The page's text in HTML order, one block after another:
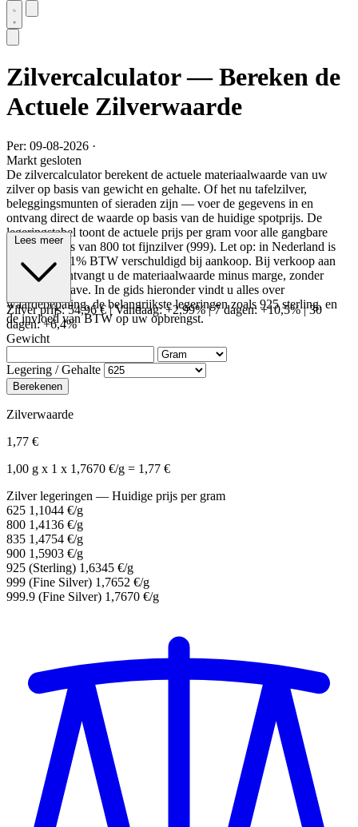
Zilvercalculator — Bereken de
Actuele Zilverwaarde
Per: 09-08-2026 ·
Markt gesloten
De zilvercalculator berekent de actuele materiaalwaarde van uw
zilver op basis van gewicht en gehalte. Of het nu tafelzilver,
beleggingsmunten of sieraden zijn — voer de gegevens in en
ontvang direct de waarde op basis van de huidige spotprijs. De
legeringstabel toont de actuele prijs per gram voor alle gangbare
zilvergehaltes van 800 tot fijnzilver (999). Let op: in Nederland is
over zilver 21% BTW verschuldigd bij aankoop. Bij verkoop aan
een dealer ontvangt u de materiaalwaarde minus marge, zonder
BTW-teruggave. In de gids hieronder vindt u alles over
waardebepaling, de belangrijkste legeringen zoals 925 sterling, en
de invloed van BTW op uw opbrengst.
Lees meer
Zilver prijs:54,96 € | Vandaag: +2,99%| 7 dagen: +10,5%| 30
dagen: +6,4%
Gewicht
Legering / Gehalte
Berekenen
Zilverwaarde
1,77 €
1,00 g x 1 x 1,7670 €/g = 1,77 €
Zilver legeringen — Huidige prijs per gram
625 1,1044 €/g
800 1,4136 €/g
835 1,4754 €/g
900 1,5903 €/g
925 (Sterling) 1,6345 €/g
999 (Fine Silver) 1,7652 €/g
999.9 (Fine Silver) 1,7670 €/g